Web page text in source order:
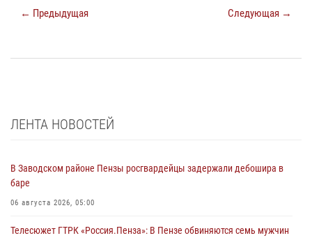
← Предыдущая Следующая →
ЛЕНТА НОВОСТЕЙ
В Заводском районе Пензы росгвардейцы задержали дебошира в
баре
06 августа 2026, 05:00
Телесюжет ГТРК «Россия.Пенза»: В Пензе обвиняются семь мужчин